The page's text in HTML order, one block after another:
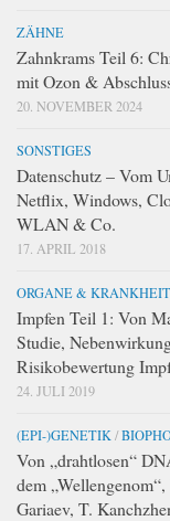
ZÄHNE
Zahnkrams Teil 6:
mit Ozon &
20. NOVEMBER 2024
SONSTIGES
Datenschutz – Vom
Netflix, Windows,
WLAN & Co.
17. APRIL 2018
ORGANE &
Impfen Teil 1: Von
Studie,
Risikobewertung
24. JULI 2019
(EPI-)GENETIK /
Von „drahtlosen“
dem
Gariaev, T.